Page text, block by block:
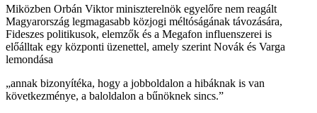
Miközben Orbán Viktor miniszterelnök egyelőre nem reagált
Magyarország legmagasabb közjogi méltóságának távozására,
Fideszes politikusok, elemzők és a Megafon influenszerei is
előálltak egy központi üzenettel, amely szerint Novák és Varga
lemondása
„annak bizonyítéka, hogy a jobboldalon a hibáknak is van
következménye, a baloldalon a bűnöknek sincs.”